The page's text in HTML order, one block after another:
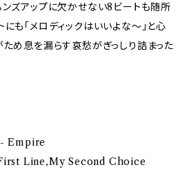
ズアップに欠かせない8ビートも随所
も「メロディックはいいよな～」と心
ため息を漏らす哀愁がぎっしり詰まった
Empire
Line,My Second Choice